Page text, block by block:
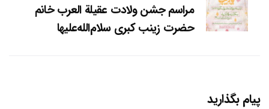
مراسم جشن ولادت عقیلة العرب خانم
حضرت زینب کبری سلام‌الله‌علیها
پیام بگذارید